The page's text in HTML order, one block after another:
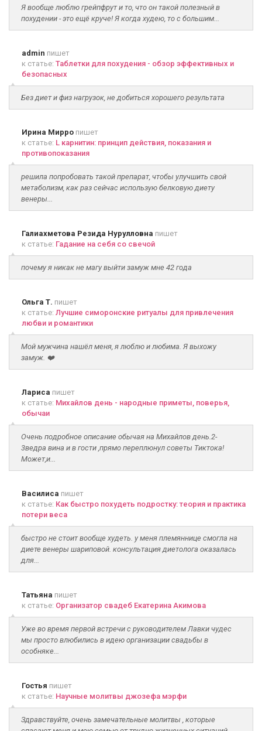
Я вообще люблю грейпфрут и то, что он такой полезный в
похудении - это ещё круче! Я когда худею, то с большим...
admin пишет
к статье: Таблетки для похудения - обзор эффективных и
безопасных
Без диет и физ нагрузок, не добиться хорошего результата
Ирина Мирро пишет
к статье: L карнитин: принцип действия, показания и
противопоказания
решила попробовать такой препарат, чтобы улучшить свой
метаболизм, как раз сейчас использую белковую диету
венеры...
Галиахметова Резида Нурулловна пишет
к статье: Гадание на себя со свечой
почему я никак не магу выйти замуж мне 42 года
Ольга Т. пишет
к статье: Лучшие симоронские ритуалы для привлечения
любви и романтики
Мой мужчина нашёл меня, я люблю и любима. Я выхожу
замуж. ❤️
Лариса пишет
к статье: Михайлов день - народные приметы, поверья,
обычаи
Очень подробное описание обычая на Михайлов день.2-
3ведра вина и в гости ,прямо переплюнул советы Тиктока!
Может,и...
Василиса пишет
к статье: Как быстро похудеть подростку: теория и практика
потери веса
быстро не стоит вообще худеть. у меня племяннице смогла на
диете венеры шариповой. консультация диетолога оказалась
для...
Татьяна пишет
к статье: Организатор свадеб Екатерина Акимова
Уже во время первой встречи с руководителем Лавки чудес
мы просто влюбились в идею организации свадьбы в
особняке...
Гостья пишет
к статье: Научные молитвы джозефа мэрфи
Здравствуйте, очень замечательные молитвы , которые